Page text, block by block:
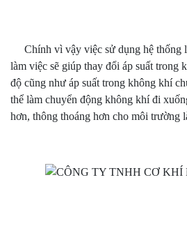
Chính vì vậy việc sử dụng hệ thống
làm việc sẽ giúp thay đổi áp suất trong
độ cũng như áp suất trong không khí
thể làm chuyển động không khí đi
hơn, thông thoáng hơn cho môi trường